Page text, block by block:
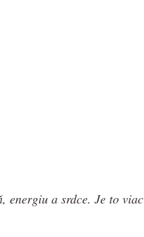
energiu a srdce. Je to viac